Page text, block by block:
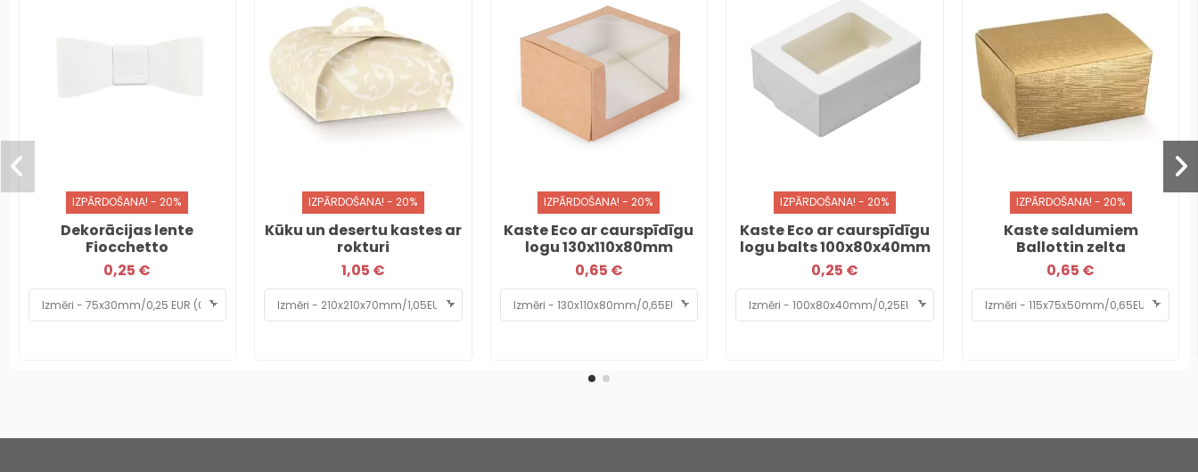
IZPĀRDOŠANA! - 20%
Dekorācijas lente
Fiocchetto
0,25 €
IZPĀRDOŠANA! - 20%
Kūku un desertu kastes ar
rokturi
1,05 €
IZPĀRDOŠANA! - 20%
Kaste Eco ar caurspīdīgu
logu 130x110x80mm
0,65 €
IZPĀRDOŠANA! - 20%
Kaste Eco ar caurspīdīgu
logu balts 100x80x40mm
0,25 €
IZPĀRDOŠANA! - 20%
Kaste saldumiem
Ballottin zelta
0,65 €